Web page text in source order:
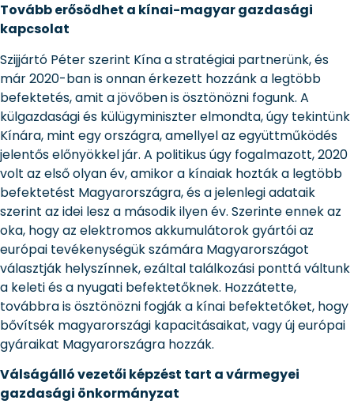
Tovább erősödhet a kínai-magyar gazdasági
kapcsolat
Szijjártó Péter szerint Kína a stratégiai partnerünk, és
már 2020-ban is onnan érkezett hozzánk a legtöbb
befektetés, amit a jövőben is ösztönözni fogunk. A
külgazdasági és külügyminiszter elmondta, úgy tekintünk
Kínára, mint egy országra, amellyel az együttműködés
jelentős előnyökkel jár. A politikus úgy fogalmazott, 2020
volt az első olyan év, amikor a kínaiak hozták a legtöbb
befektetést Magyarországra, és a jelenlegi adataik
szerint az idei lesz a második ilyen év. Szerinte ennek az
oka, hogy az elektromos akkumulátorok gyártói az
európai tevékenységük számára Magyarországot
választják helyszínnek, ezáltal találkozási ponttá váltunk
a keleti és a nyugati befektetőknek. Hozzátette,
továbbra is ösztönözni fogják a kínai befektetőket, hogy
bővítsék magyarországi kapacitásaikat, vagy új európai
gyáraikat Magyarországra hozzák.
Válságálló vezetői képzést tart a vármegyei
gazdasági önkormányzat